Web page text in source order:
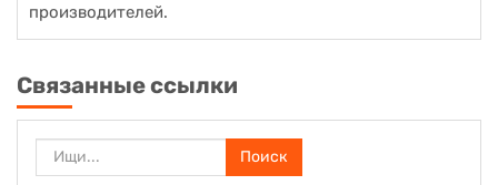
производителей.
Связанные ссылки
Поиск